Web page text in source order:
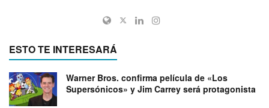
ESTO TE INTERESARÁ
Warner Bros. confirma película de «Los
Supersónicos» y Jim Carrey será protagonista